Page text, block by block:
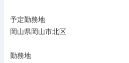
予定勤務地
岡山県岡山市北区
勤務地